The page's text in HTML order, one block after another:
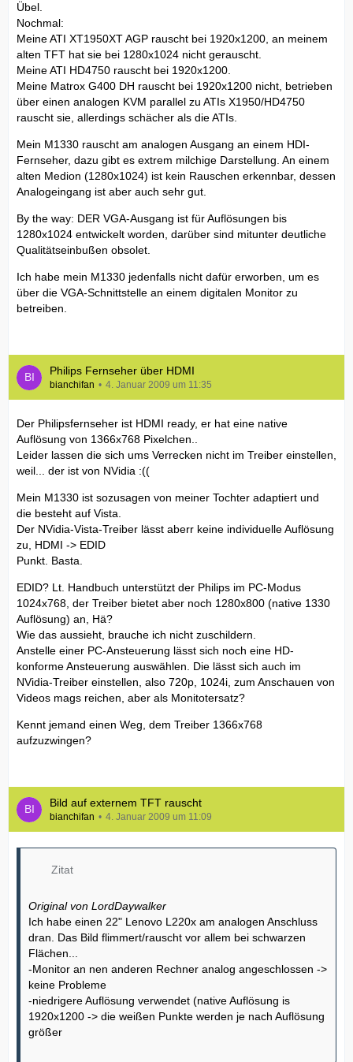
Übel.
Nochmal:
Meine ATI XT1950XT AGP rauscht bei 1920x1200, an meinem
alten TFT hat sie bei 1280x1024 nicht gerauscht.
Meine ATI HD4750 rauscht bei 1920x1200.
Meine Matrox G400 DH rauscht bei 1920x1200 nicht, betrieben
über einen analogen KVM parallel zu ATIs X1950/HD4750
rauscht sie, allerdings schächer als die ATIs.
Mein M1330 rauscht am analogen Ausgang an einem HDI-
Fernseher, dazu gibt es extrem milchige Darstellung. An einem
alten Medion (1280x1024) ist kein Rauschen erkennbar, dessen
Analogeingang ist aber auch sehr gut.
By the way: DER VGA-Ausgang ist für Auflösungen bis
1280x1024 entwickelt worden, darüber sind mitunter deutliche
Qualitätseinbußen obsolet.
Ich habe mein M1330 jedenfalls nicht dafür erworben, um es
über die VGA-Schnittstelle an einem digitalen Monitor zu
betreiben.
Philips Fernseher über HDMI
bianchifan 4. Januar 2009 um 11:35
Der Philipsfernseher ist HDMI ready, er hat eine native
Auflösung von 1366x768 Pixelchen..
Leider lassen die sich ums Verrecken nicht im Treiber einstellen,
weil... der ist von NVidia :((
Mein M1330 ist sozusagen von meiner Tochter adaptiert und
die besteht auf Vista.
Der NVidia-Vista-Treiber lässt aberr keine individuelle Auflösung
zu, HDMI -> EDID
Punkt. Basta.
EDID? Lt. Handbuch unterstützt der Philips im PC-Modus
1024x768, der Treiber bietet aber noch 1280x800 (native 1330
Auflösung) an, Hä?
Wie das aussieht, brauche ich nicht zuschildern.
Anstelle einer PC-Ansteuerung lässt sich noch eine HD-
konforme Ansteuerung auswählen. Die lässt sich auch im
NVidia-Treiber einstellen, also 720p, 1024i, zum Anschauen von
Videos mags reichen, aber als Monitotersatz?
Kennt jemand einen Weg, dem Treiber 1366x768
aufzuzwingen?
Bild auf externem TFT rauscht
bianchifan 4. Januar 2009 um 11:09
Zitat
Original von LordDaywalker
Ich habe einen 22" Lenovo L220x am analogen Anschluss
dran. Das Bild flimmert/rauscht vor allem bei schwarzen
Flächen...
-Monitor an nen anderen Rechner analog angeschlossen ->
keine Probleme
-niedrigere Auflösung verwendet (native Auflösung is
1920x1200 -> die weißen Punkte werden je nach Auflösung
größer